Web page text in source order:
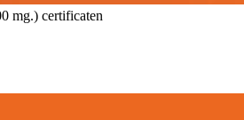
mg.) certificaten